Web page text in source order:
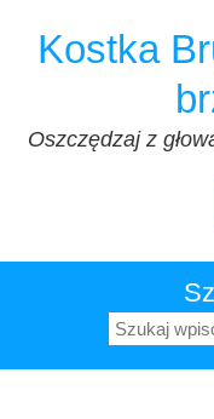
treściKostka
Oszczędzaj z
Szukaj: